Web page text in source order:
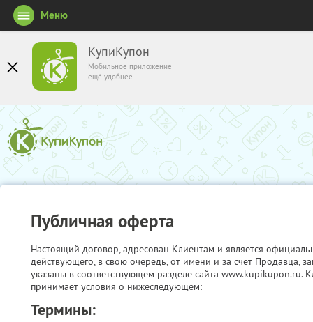
КупиКупон
Мобильное приложение
ещё удобнее
Меню
Публичная оферта
Настоящий договор, адресован Клиентам и является
действующего, в свою очередь, от имени и за счет Продавца,
указаны в соответствующем разделе сайта www.kupikupon.ru.
принимает условия о нижеследующем:
Термины: